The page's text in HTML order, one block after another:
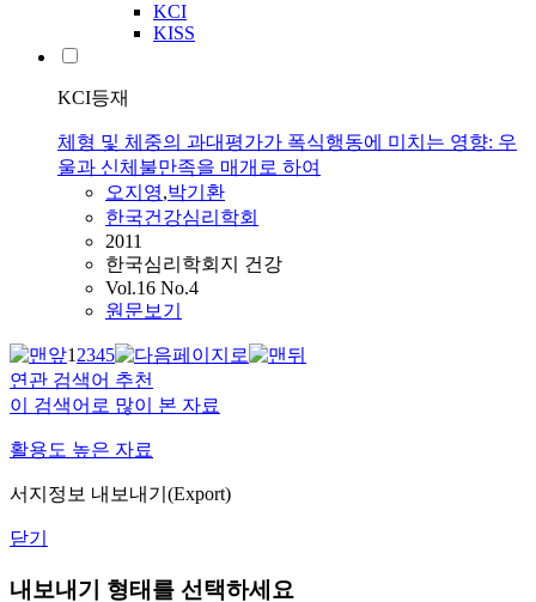
KCI
KISS
KCI등재
체형 및 체중의 과대평가가 폭식행동에 미치는 영향: 우
울과 신체불만족을 매개로 하여
오지영,박기환
한국건강심리학회
2011
한국심리학회지 건강
Vol.16 No.4
원문보기
12345
연관 검색어 추천
이 검색어로 많이 본 자료
활용도 높은 자료
서지정보 내보내기(Export)
닫기
내보내기 형태를 선택하세요